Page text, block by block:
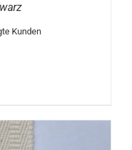
Kunden